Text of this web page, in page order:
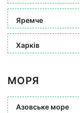
Яремче
Харків
МОРЯ
Азовське море